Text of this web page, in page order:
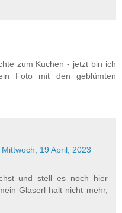
zum Kuchen - jetzt bin ich
Foto mit den geblümten
Mittwoch, 19 April, 2023
und stell es noch hier
Glaserl halt nicht mehr,